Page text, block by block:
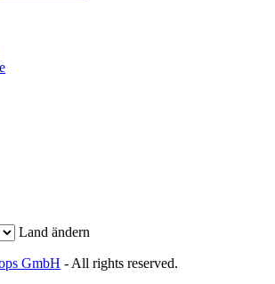
Land ändern
GmbH - All rights reserved.